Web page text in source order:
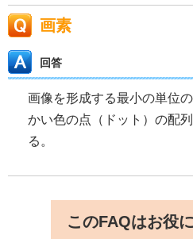
画素
回答
画像を形成する最小の単位
かい色の点（ドット）の配
る。
このFAQはお役